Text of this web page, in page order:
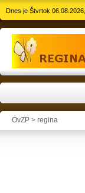
Dnes je Štvrtok
OvZP > regina